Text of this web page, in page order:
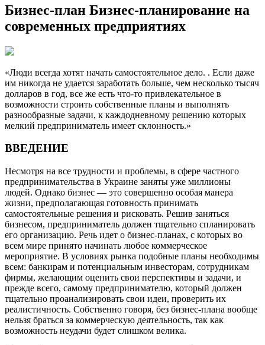
Бизнес-план Бизнес-планирование на
современных предприятиях
«Люди всегда хотят начать самостоятельное дело. . Если даже
им никогда не удается заработать больше, чем несколько тысяч
долларов в год, все же есть что-то привлекательное в
возможности строить собственные планы и выполнять
разнообразные задачи, к каждодневному решению которых
мелкий предприниматель имеет склонность.»
ВВЕДЕНИЕ
Несмотря на все трудности и проблемы, в сфере частного
предпринимательства в Украине заняты уже миллионы
людей. Однако бизнес — это совершенно особая манера
жизни, предполагающая готовность принимать
самостоятельные решения и рисковать. Решив заняться
бизнесом, предприниматель должен тщательно спланировать
его организацию. Речь идет о бизнес-планах, с которых во
всем мире принято начинать любое коммерческое
мероприятие. В условиях рынка подобные планы необходимы
всем: банкирам и потенциальным инвесторам, сотрудникам
фирмы, желающим оценить свои перспективы и задачи, и
прежде всего, самому предпринимателю, который должен
тщательно проанализировать свои идеи, проверить их
реалистичность. Собственно говоря, без бизнес-плана вообще
нельзя браться за коммерческую деятельность, так как
возможность неудачи будет слишком велика.